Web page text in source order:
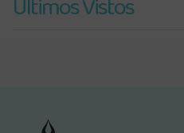
Últimos Vistos